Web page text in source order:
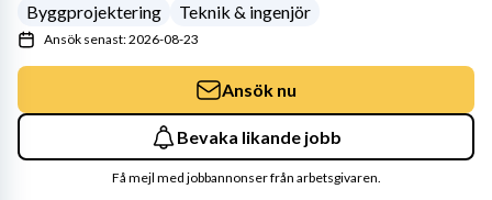
Byggprojektering
Teknik & ingenjör
Ansök senast: 2026-08-23
Ansök nu
Bevaka likande jobb
Få mejl med jobbannonser från arbetsgivaren.